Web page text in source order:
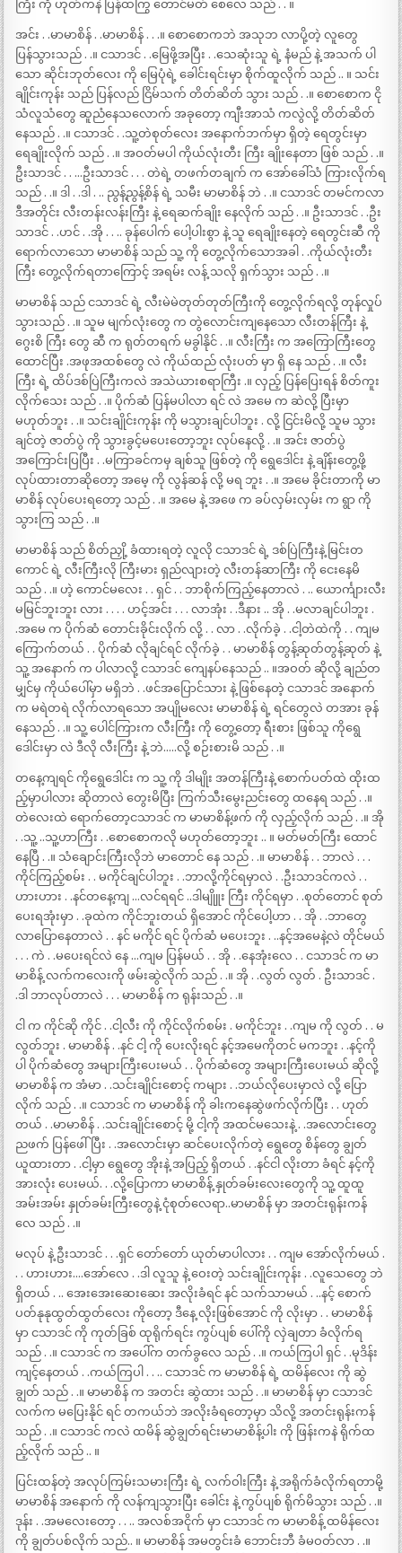
ကြီး ကို ဟုတ်ကနဲ ပြန်ထကြွ တောင်မတ် စေလေ သည် . . ။
အင်း . .မာမာစိန် . .မာမာစိန် . . .။ စောစောကဘဲ အသုဘ လာပို့တဲ့ လူတွေ
ပြန်သွားသည် . .။ ငသာဒင် . .မြေဖို့အပြီး . .သေဆုံးသူ ရဲ့ နံမည် နဲ့ အသက် ပါ
သော ဆိုင်းဘုတ်လေး ကို မြေပုံရဲ့ ခေါင်းရင်းမှာ စိုက်ထူလိုက် သည် .. ။ သင်း
ချိုင်းကုန်း သည် ပြန်လည် ငြိမ်သက် တိတ်ဆိတ် သွား သည် . .။ စောစောက ငို
သံလူသံတွေ ဆူညံနေသလောက် အခုတော့ ကျီးအာသံ ကလွဲလို့ တိတ်ဆိတ်
နေသည် . .။ ငသာဒင် . .သူ့တဲစုတ်လေး အနောက်ဘက်မှာ ရှိတဲ့ ရေတွင်းမှာ
ရေချိုးလိုက် သည် . .။ အဝတ်မပါ ကိုယ်လုံးတီး ကြီး ချိုးနေတာ ဖြစ် သည် . .။
ဦးသာဒင် . . …ဦးသာဒင် . . . တဲရဲ့ တဖက်တချက် က အော်ခေါ်သံ ကြားလိုက်ရ
သည် . .။ ဒါ . .ဒါ . .. ညွန့်ညွန့်စိန် ရဲ့ သမီး မာမာစိန် ဘဲ . .။ ငသာဒင် တမင်ကလာ
ဒီအတိုင်း လီးတန်းလန်းကြီး နဲ့ ရေဆက်ချိုး နေလိုက် သည် . .။ ဦးသာဒင် . .ဦး
သာဒင် . .ဟင် . .အို . . .. ခုန်ပေါက် ပေါ့ပါးစွာ နဲ့ သူ ရေချိုးနေတဲ့ ရေတွင်းဆီ ကို
ရောက်လာသော မာမာစိန် သည် သူ့ ကို တွေ့လိုက်သောအခါ . .ကိုယ်လုံးတီး
ကြီး တွေ့လိုက်ရတာကြောင့် အရမ်း လန့် သလို ရှက်သွား သည် . .။
မာမာစိန် သည် ငသာဒင် ရဲ့ လီးမဲမဲတုတ်တုတ်ကြီးကို တွေ့လိုက်ရလို့ တုန်လှုပ်
သွားသည် . .။ သူမ မျက်လုံးတွေ က တွဲလောင်းကျနေသော လီးတန်ကြီး နဲ့
ဂွေးစိ ကြီး တွေ ဆီ က ရုတ်တရက် မခွါနိုင် . .။ လီးကြီး က အကြောကြီးတွေ
ထောင်ပြီး .အဖုအထစ်တွေ လဲ ကိုယ်ထည် လုံးပတ် မှာ ရှိ နေ သည် . .။ လီး
ကြီး ရဲ့ ထိပ်ဒစ်ပြဲကြီးကလဲ အသဲယားစရာကြီး .။ လှည့် ပြန်ပြေးရန် စိတ်ကူး
လိုက်သေး သည် . .။ ပိုက်ဆံ ပြန်မပါလာ ရင် လဲ အမေ က ဆဲလို့ ပြီးမှာ
မဟုတ်ဘူး . .။ သင်းချိုင်းကုန်း ကို မသွားချင်ပါဘူး . လို့ ငြင်းမိလို့ သူမ သွား
ချင်တဲ့ ဇာတ်ပွဲ ကို သွားခွင့်မပေးတော့ဘူး လုပ်နေလို့ . .။ အင်း ဇာတ်ပွဲ
အကြောင်းပြပြီး . .မကြာခင်ကမှ ချစ်သူ ဖြစ်တဲ့ ကို ရွေဒေါင်း နဲ့ ချိန်းတွေ့ဖို့
လုပ်ထားတာဆိုတော့ အမေ့ ကို လွန်ဆန် လို့ မရ ဘူး . .။ အမေ ခိုင်းတာကို မာ
မာစိန် လုပ်ပေးရတော့ သည် . .။ အမေ နဲ့ အဖေ က ခပ်လှမ်းလှမ်း က ရွာ ကို
သွားကြ သည် . .။
မာမာစိန် သည် စိတ်ညှို့ ခံထားရတဲ့ လူလို ငသာဒင် ရဲ့ ဒစ်ပြဲကြီးနဲ့ မြင်းတ
ကောင် ရဲ့ လီးကြီးလို ကြီးမား ရှည်လျားတဲ့ လီးတန်ဆာကြီး ကို ငေးနေမိ
သည် . .။ ဟဲ့ ကောင်မလေး . . ရှင် . . ဘာစိုက်ကြည့်နေတာလဲ . .. ယောင်္ကျားလီး
မမြင်ဘူးဘူး လား . . . . ဟင့်အင်း . . . လာအုံး . .ဒီနား .. အို . .မလာချင်ပါဘူး .
.အမေ က ပိုက်ဆံ တောင်းခိုင်းလိုက် လို့ . . လာ . .လိုက်ခဲ့ . .ငါ့တဲထဲကို . . ကျမ
ကြောက်တယ် . . ပိုက်ဆံ လိုချင်ရင် လိုက်ခဲ့ . . မာမာစိန် တွန့်ဆုတ်တွန့်ဆုတ် နဲ့
သူ့ အနောက် က ပါလာလို့ ငသာဒင် ကျေနပ်နေသည် .. ။အဝတ် ဆိုလို့ ချည်တ
မျှင်မှ ကိုယ်ပေါ်မှာ မရှိဘဲ . .ဖင်အပြောင်သား နဲ့ ဖြစ်နေတဲ့ ငသာဒင် အနောက်
က မရဲတရဲ လိုက်လာရသော အပျိုမလေး မာမာစိန် ရဲ့ ရင်တွေလဲ တအား ခုန်
နေသည် . .။ သူ့ ပေါင်ကြားက လီးကြီး ကို တွေ့တော့ ရီးစား ဖြစ်သူ ကိုရွေ
ဒေါင်းမှာ လဲ ဒီလို လီးကြီး နဲ့ ဘဲ…..လို့ စဉ်းစားမိ သည် . .။
တနေ့ကျရင် ကိုရွေဒေါင်း က သူ့ ကို ဒါမျိုး အတန်ကြီးနဲ့ စောက်ပတ်ထဲ ထိုးထ
ည့်မှာပါလား ဆိုတာလဲ တွေးမိပြီး ကြက်သီးမွေးညင်းတွေ ထနေရ သည် . .။
တဲလေးထဲ ရောက်တော့ငသာဒင် က မာမာစိန့်ဖက် ကို လှည့်လိုက် သည် . .။ အို
. .သူ့ ..သူ့ဟာကြီး . .စောစောကလို မဟုတ်တော့ဘူး .. ။ မတ်မတ်ကြီး ထောင်
နေပြီ . .။ သံချောင်းကြီးလိုဘဲ မာတောင် နေ သည် . .။ မာမာစိန် . . ဘာလဲ . . .
ကိုင်ကြည့်စမ်း . . မကိုင်ချင်ပါဘူး . .ဘာလို့ကိုင်ရမှာလဲ . .ဦးသာဒင်ကလဲ . .
ဟားဟား . .နင်တနေ့ကျ …လင်ရရင် ..ဒါမျိုူး ကြီး ကိုင်ရမှာ . .စုတ်တောင် စုတ်
ပေးရအုံးမှာ . .ခုထဲက ကိုင်ဘူးတယ် ရှိအောင် ကိုင်ပေါ့ဟာ . . အို . .ဘာတွေ
လာပြောနေတာလဲ . . နင် မကိုင် ရင် ပိုက်ဆံ မပေးဘူး . ..နင့်အမေနဲ့လဲ တိုင်မယ်
. . . ကဲ . .မပေးရင်လဲ နေ …ကျမ ပြန်မယ် . . အို . .နေအုံးလေ . . ငသာဒင် က မာ
မာစိန့် လက်ကလေးကို ဖမ်းဆွဲလိုက် သည် . .။ အို . .လွတ် လွတ် . ဦးသာဒင် .
.ဒါ ဘာလုပ်တာလဲ . . . မာမာစိန် က ရုန်းသည် . .။
ငါ က ကိုင်ဆို ကိုင် . .ငါ့လီး ကို ကိုင်လိုက်စမ်း . မကိုင်ဘူး . .ကျမ ကို လွတ် . . မ
လွတ်ဘူး . မာမာစိန် . .နင် ငါ့ ကို ပေးလိုးရင် နင့်အမေကိုတင် မကဘူး . .နင့်ကို
ပါ ပိုက်ဆံတွေ အများကြီးပေးမယ် . . ပိုက်ဆံတွေ အများကြီးပေးမယ် ဆိုလို့
မာမာစိန် က အံမာ . .သင်းချိုင်းစောင့် ကများ . .ဘယ်လိုပေးမှာလဲ လို့ ပြော
လိုက် သည် . .။ ငသာဒင် က မာမာစိန် ကို ခါးကနေဆွဲဖက်လိုက်ပြီး . . ဟုတ်
တယ် . .မာမာစိန် . .သင်းချိုင်းစောင့် မို့ ငါ့ကို အထင်မသေးနဲ့ . .အလောင်းတွေ
ညဖက် ပြန်ဖေါ်ပြီး . .အလောင်းမှာ ဆင်ပေးလိုက်တဲ့ ရွေတွေ စိန်တွေ ချွတ်
ယူထားတာ . .ငါ့မှာ ရွေတွေ အိုးနဲ့ အပြည့် ရှိတယ် . .နင်ငါ လိုးတာ ခံရင် နင့်ကို
အားလုံး ပေးမယ်. . .လို့ပြောကာ မာမာစိန့် နှုတ်ခမ်းလေးတွေကို သူ့ ထူထူ
အမ်းအမ်း နှုတ်ခမ်းကြီးတွေနဲ့ ငုံစုတ်လေရာ..မာမာစိန် မှာ အတင်းရုန်းကန်
လေ သည် . .။
မလုပ် နဲ့ ဦးသာဒင် . . .ရှင် တော်တော် ယုတ်မာပါလား . . ကျမ အော်လိုက်မယ် .
. . ဟားဟား….အော်လေ . .ဒါ လူသူ နဲ့ ဝေးတဲ့ သင်းချိုင်းကုန်း . .လူသေတွေ ဘဲ
ရှိတယ် . .. အေးအေးဆေးဆေး အလိုးခံရင် နင် သက်သာမယ် . ..နင့် စောက်
ပတ်နုနုထွတ်ထွတ်လေး ကိုတော့ ဒီနေ့ လိုးဖြစ်အောင် ကို လိုးမှာ . . မာမာစိန်
မှာ ငသာဒင် ကို ကုတ်ခြစ် ထုရိုက်ရင်း ကွပ်ပျစ် ပေါ်ကို လှဲချတာ ခံလိုက်ရ
သည် . .။ ငသာဒင် က အပေါ်က တက်ခွလေ သည် . .။ ကယ်ကြပါ ရှင် . .မုဒိန်း
ကျင့်နေတယ် . .ကယ်ကြပါ . . .. ငသာဒင် က မာမာစိန် ရဲ့ ထမိန်လေး ကို ဆွဲ
ချွတ် သည် . .။ မာမာစိန် က အတင်း ဆွဲထား သည် . .။ မာမာစိန် မှာ ငသာဒင်
လက်က မပြေးနိုင် ရင် တကယ်ဘဲ အလိုးခံရတော့မှာ သိလို့ အတင်းရုန်းကန်
သည် . .။ ငသာဒင် ကလဲ ထမိန် ဆွဲချွတ်ရင်းမာမာစိန့်ပါး ကို ဖြန်းကနဲ ရိုက်ထ
ည့်လိုက် သည် .. ။
ပြင်းထန်တဲ့ အလုပ်ကြမ်းသမားကြီး ရဲ့ လက်ဝါးကြီး နဲ့ အရိုက်ခံလိုက်ရတာမို့
မာမာစိန် အနောက် ကို လန်ကျသွားပြီး ခေါင်း နဲ့ ကွပ်ပျစ် ရိုက်မိသွား သည် . .။
ဒုန်း . .အမလေးတော့ . . .. အလစ်အငိုက် မှာ ငသာဒင် က မာမာစိန့် ထမိန်လေး
ကို ချွတ်ပစ်လိုက် သည်.. ။ မာမာစိန် အမတွင်းခံ ဘောင်းဘီ ခံမဝတ်လာ . .။